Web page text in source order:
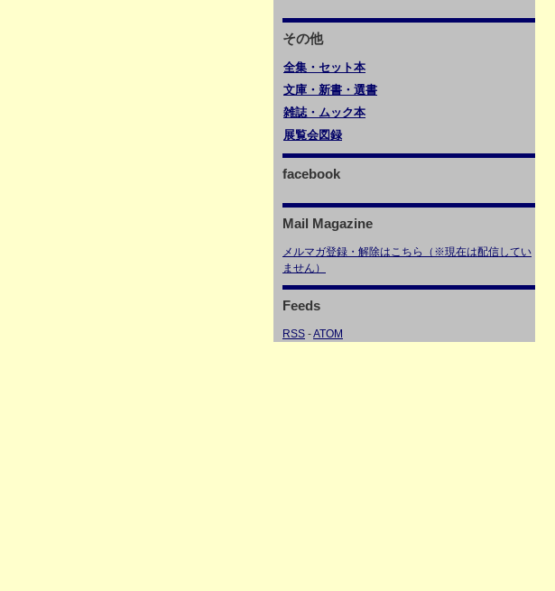
その他
全集・セット本
文庫・新書・選書
雑誌・ムック本
展覧会図録
facebook
Mail Magazine
メルマガ登録・解除はこちら（※現在は配信してい
ません）
Feeds
RSS -ATOM